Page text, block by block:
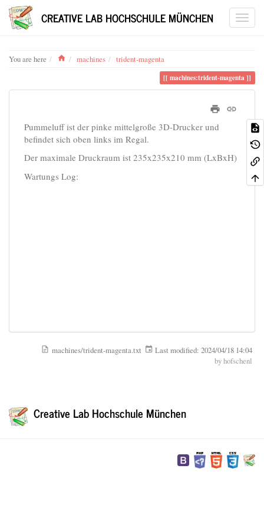
CREATIVE LAB HOCHSCHULE MÜNCHEN
You are here Homemachines trident-magenta
machines:trident-magenta
Pummeluff ist der pinke mittelgroße 3D-Drucker und
befindet sich oben links im Regal.
Der maximale Druckraum ist 235x235x210 mm (LxBxH)
Wartungs Log:
machines/trident-magenta.txt Last modified: 2024/04/18 14:04
byhofschenl
Creative Lab Hochschule München